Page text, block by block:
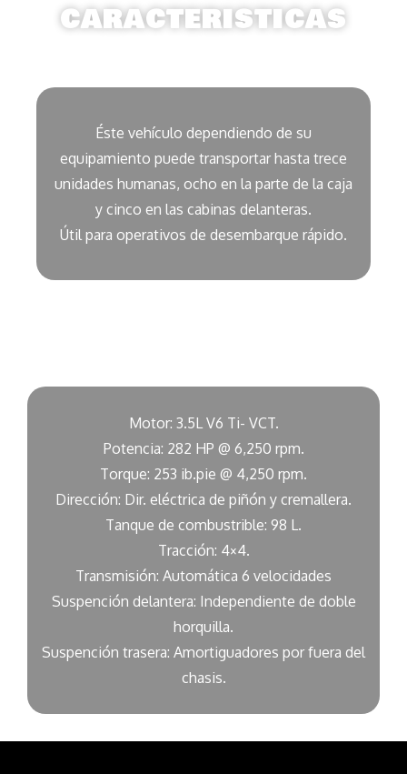
CARACTERISTICAS
Éste vehículo dependiendo de su
equipamiento puede transportar hasta trece
unidades humanas, ocho en la parte de la caja
y cinco en las cabinas delanteras.
Útil para operativos de desembarque rápido.
Motor: 3.5L V6 Ti- VCT.
Potencia: 282 HP @ 6,250 rpm.
Torque: 253 ib.pie @ 4,250 rpm.
Dirección: Dir. eléctrica de piñón y cremallera.
Tanque de combustrible: 98 L.
Tracción: 4×4.
Transmisión: Automática 6 velocidades
Suspención delantera: Independiente de doble
horquilla.
Suspención trasera: Amortiguadores por fuera del
chasis.